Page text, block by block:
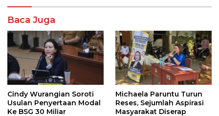
Baca Juga
Cindy Wurangian Soroti
Usulan Penyertaan Modal
Ke BSG 30 Miliar
Michaela Paruntu Turun
Reses, Sejumlah Aspirasi
Masyarakat Diserap